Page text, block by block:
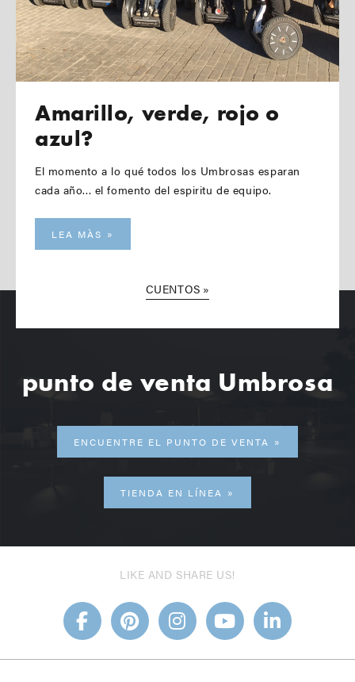
Amarillo, verde, rojo o
azul?
El momento a lo qué todos los Umbrosas esparan
cada año... el fomento del espiritu de equipo.
LEA MÀS
CUENTOS
punto de venta Umbrosa
ENCUENTRE EL PUNTO DE VENTA
TIENDA EN LÍNEA
LIKE AND SHARE US!